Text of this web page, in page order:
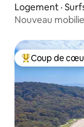
Logement ·
Nouveau
Coup de cœur
Coup de